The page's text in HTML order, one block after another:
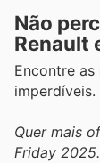
Não
Renault
Encontre as
Quer mais
Friday 2025.